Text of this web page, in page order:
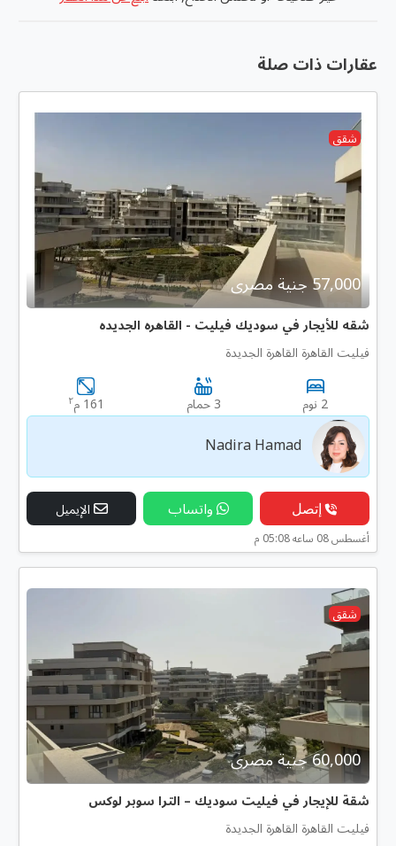
عقارات ذات صلة
شقق
57,000 جنية مصرى
شقه للأيجار في سوديك فيليت - القاهره الجديده
فيليت القاهرة القاهرة الجديدة
2 نوم 3 حمام 161 م ٢
Nadira Hamad
إتصل واتساب الإيميل
أغسطس 08 ساعه 05:08 م
شقق
60,000 جنية مصرى
شقة للإيجار في فيليت سوديك – الترا سوبر لوكس
فيليت القاهرة القاهرة الجديدة